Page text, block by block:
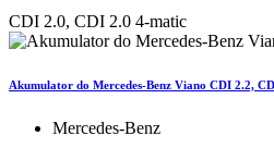
CDI 2.0, CDI 2.0 4-matic
Akumulator do Mercedes-Benz Viano CDI 2.2,
Mercedes-Benz